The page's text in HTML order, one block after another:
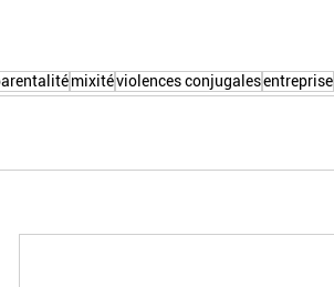
mixitéviolences conjugalesentreprise